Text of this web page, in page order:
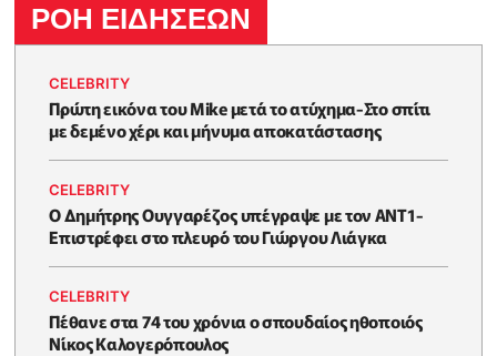
ΡΟΗ ΕΙΔΗΣΕΩΝ
CELEBRITY
Πρώτη εικόνα του Mike μετά το ατύχημα-Στο σπίτι
με δεμένο χέρι και μήνυμα αποκατάστασης
CELEBRITY
Ο Δημήτρης Ουγγαρέζος υπέγραψε με τον ΑΝΤ1-
Επιστρέφει στο πλευρό του Γιώργου Λιάγκα
CELEBRITY
Πέθανε στα 74 του χρόνια ο σπουδαίος ηθοποιός
Νίκος Καλογερόπουλος